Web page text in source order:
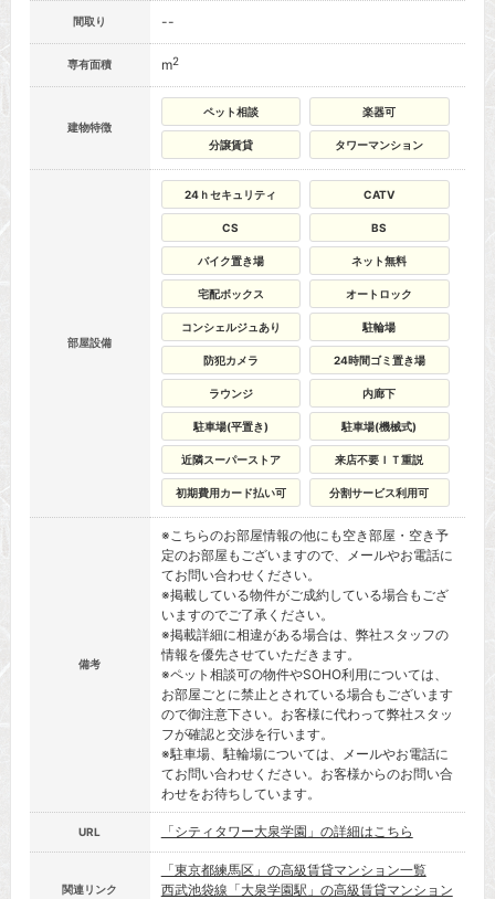
間取り --
専有面積 m2
建物特徴
ペット相談 楽器可
分譲賃貸 タワーマンション
部屋設備
24ｈセキュリティ CATV
CS BS
バイク置き場 ネット無料
宅配ボックス オートロック
コンシェルジュあり 駐輪場
防犯カメラ 24時間ゴミ置き場
ラウンジ 内廊下
駐車場(平置き) 駐車場(機械式)
近隣スーパーストア 来店不要ＩＴ重説
初期費用カード払い可 分割サービス利用可
備考
※こちらのお部屋情報の他にも空き部屋・空き予
定のお部屋もございますので、メールやお電話に
てお問い合わせください。
※掲載している物件がご成約している場合もござ
いますのでご了承ください。
※掲載詳細に相違がある場合は、弊社スタッフの
情報を優先させていただきます。
※ペット相談可の物件やSOHO利用については、
お部屋ごとに禁止とされている場合もございます
ので御注意下さい。お客様に代わって弊社スタッ
フが確認と交渉を行います。
※駐車場、駐輪場については、メールやお電話に
てお問い合わせください。お客様からのお問い合
わせをお待ちしています。
URL 「シティタワー大泉学園」の詳細はこちら
関連リンク
「東京都練馬区」の高級賃貸マンション一覧
西武池袋線「大泉学園駅」の高級賃貸マンション